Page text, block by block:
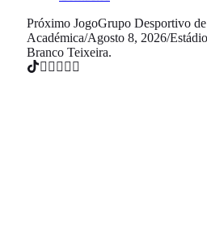
Próximo JogoGrupo Desportivo
Académica/Agosto 8, 2026/
Branco Teixeira.